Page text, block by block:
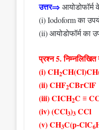
उत्तर⇒आयोडोफॉर्म
(i) Iodoform का
(ii) आयोडोफॉर्म का
प्रश्न 5.
(i) CH2
(ii) CHF2CBrClF
(iii) CICH2C ≡
(iv) (CCl3)3CCl
(v) CH3C(p-ClC6